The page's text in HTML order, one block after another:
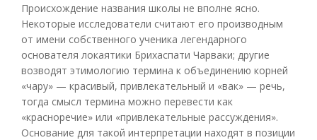
Происхождение названия школы не вполне ясно.
Некоторые исследователи считают его производным
от имени собственного ученика легендарного
основателя локаятики Брихаспати Чарваки; другие
возводят этимологию термина к объединению корней
«чару» — красивый, привлекательный и «вак» — речь,
тогда смысл термина можно перевести как
«красноречие» или «привлекательные рассуждения».
Основание для такой интерпретации находят в позиции